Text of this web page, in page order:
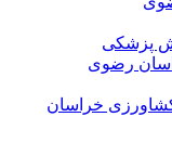
پزشکی
رضوی
کشاورزی خراسان